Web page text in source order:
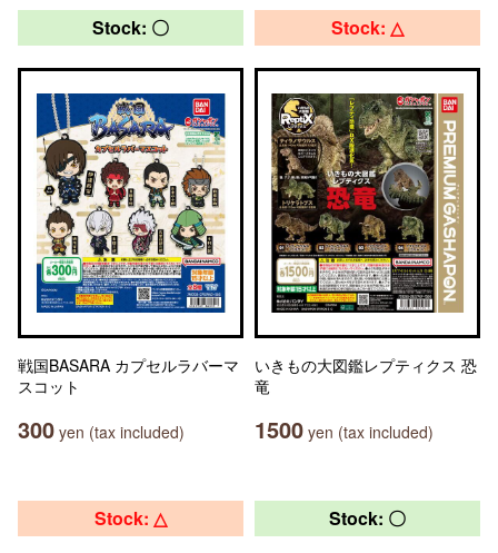
Stock: 〇
戦国BASARA カプセルラバーマ
スコット
300 yen (tax included)
Stock: △
いきもの大図鑑レプティクス 恐
竜
1500 yen (tax included)
Stock: △ Stock: 〇